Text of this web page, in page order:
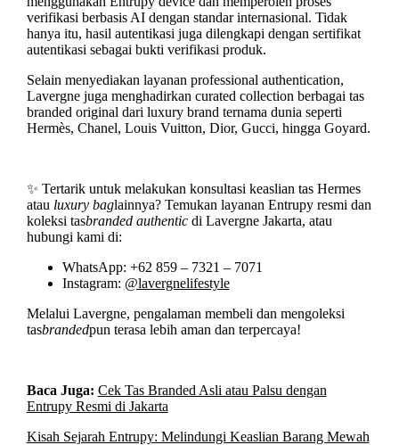
verifikasi berbasis AI dengan standar internasional. Tidak
hanya itu, hasil autentikasi juga dilengkapi dengan sertifikat
autentikasi sebagai bukti verifikasi produk.
Selain menyediakan layanan professional authentication,
Lavergne juga menghadirkan curated collection berbagai tas
branded original dari luxury brand ternama dunia seperti
Hermès, Chanel, Louis Vuitton, Dior, Gucci, hingga Goyard.
✨ Tertarik untuk melakukan konsultasi keaslian tas Hermes
atau luxury baglainnya? Temukan layanan Entrupy resmi dan
koleksi tasbranded authenticdi Lavergne Jakarta, atau
hubungi kami di:
WhatsApp: +62 859 – 7321 – 7071
Instagram: @lavergnelifestyle
Melalui Lavergne, pengalaman membeli dan mengoleksi
tasbrandedpun terasa lebih aman dan terpercaya!
Baca Juga: Cek Tas Branded Asli atau Palsu dengan
Entrupy Resmi di Jakarta
Kisah Sejarah Entrupy: Melindungi Keaslian Barang Mewah